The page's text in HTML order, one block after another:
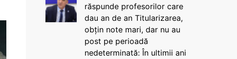
răspunde profesorilor care
dau an de an Titularizarea,
obțin note mari, dar nu au
post pe perioadă
nedeterminată: În ultimii ani